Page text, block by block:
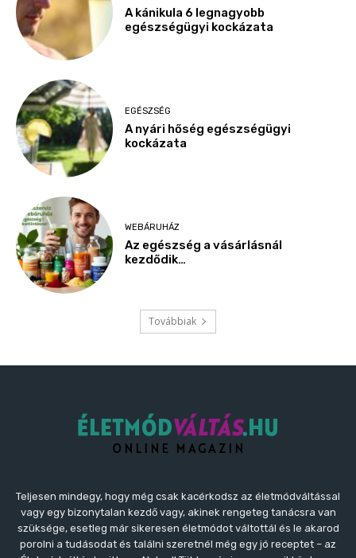
Teljesen mindegy, hogy még csak kacérkodsz az életmódváltással
vagy egy bizonytalan kezdő vagy, akinek rengeteg tanácsra van
szüksége, esetleg már sikeresen életmódot váltottál és le akarod
porolni a tudásodat és találni szeretnél még egy jó receptet – az